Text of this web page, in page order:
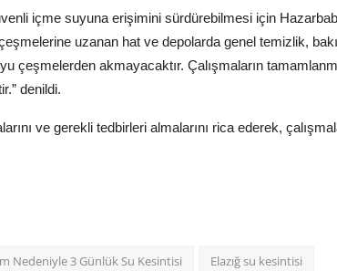
içme suyuna erişimini sürdürebilmesi için
uzanan hat ve depolarda genel temizlik,
çeşmelerden akmayacaktır. Çalışmaların
denildi.
ve gerekli tedbirleri almalarını rica ederek,
Nedeniyle 3 Günlük Su Kesintisi Elazığ su kesintisi